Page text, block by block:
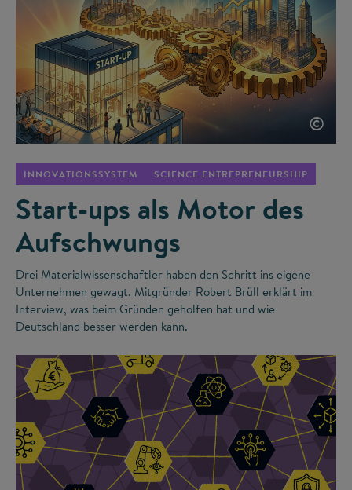
©
INNOVATIONSSYSTEM SCIENCE ENTREPRENEURSHIP
Start-ups als Motor des
Aufschwungs
Drei Materialwissenschaftler haben den Schritt ins eigene
Unternehmen gewagt. Mitgründer Robert Brüll erklärt im
Interview, was beim Gründen geholfen hat und wie
Deutschland besser werden kann.